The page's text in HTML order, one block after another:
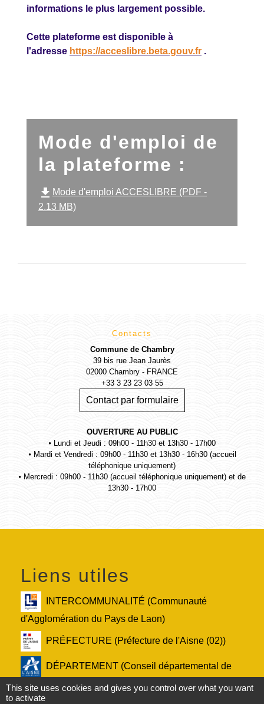
informations le plus largement possible.
Cette plateforme est disponible à
l'adresse https://acceslibre.beta.gouv.fr .
Mode d'emploi de
la plateforme :
file_download Mode d'emploi ACCESLIBRE (PDF -
2.13 MB)
Contacts
Commune de Chambry
39 bis rue Jean Jaurès
02000 Chambry - FRANCE
+33 3 23 23 03 55
Contact par formulaire
OUVERTURE AU PUBLIC
⦁ Lundi et Jeudi : 09h00 - 11h30 et 13h30 - 17h00
⦁ Mardi et Vendredi : 09h00 - 11h30 et 13h30 - 16h30 (accueil
téléphonique uniquement)
⦁ Mercredi : 09h00 - 11h30 (accueil téléphonique uniquement) et de
13h30 - 17h00
Liens utiles
INTERCOMMUNALITÉ (Communauté
d'Agglomération du Pays de Laon)
PRÉFECTURE (Préfecture de l'Aisne (02))
DÉPARTEMENT (Conseil départemental de
l'Aisne (02))
This site uses cookies and gives you control over what you want
to activate